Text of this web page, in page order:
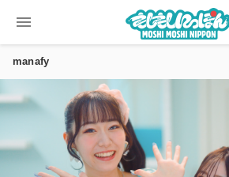
menu
manafy